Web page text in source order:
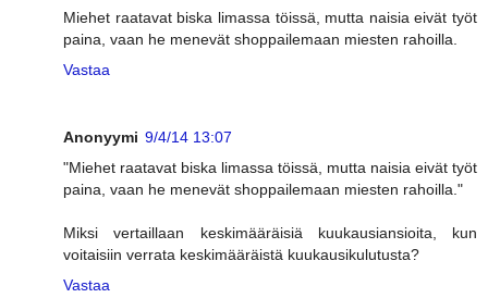
Miehet raatavat biska limassa töissä, mutta naisia eivät työt
paina, vaan he menevät shoppailemaan miesten rahoilla.
Vastaa
Anonyymi 9/4/14 13:07
"Miehet raatavat biska limassa töissä, mutta naisia eivät työt
paina, vaan he menevät shoppailemaan miesten rahoilla."
Miksi vertaillaan keskimääräisiä kuukausiansioita, kun
voitaisiin verrata keskimääräistä kuukausikulutusta?
Vastaa